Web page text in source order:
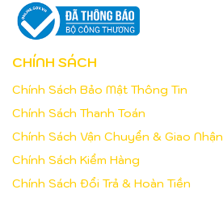
CHÍNH SÁCH
Chính Sách Bảo Mật Thông Tin
Chính Sách Thanh Toán
Chính Sách Vận Chuyển & Giao Nhận
Chính Sách Kiểm Hàng
Chính Sách Đổi Trả & Hoàn Tiền